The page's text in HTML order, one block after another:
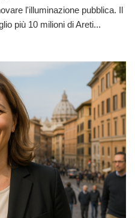
l'illuminazione pubblica. Il
più 10 milioni di Areti...